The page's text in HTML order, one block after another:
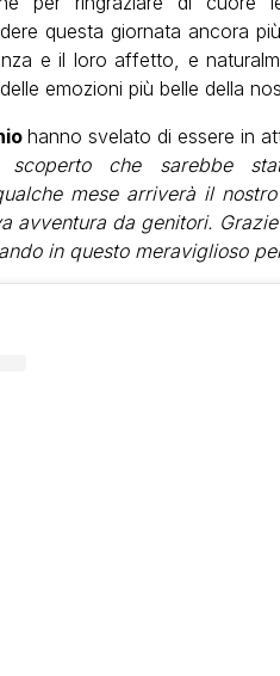
questa giornata ancora
e il loro affetto, e
emozioni più belle della
hanno svelato di essere in
scoperto che sarebbe
mese arriverà il
avventura da genitori.
in questo meraviglioso